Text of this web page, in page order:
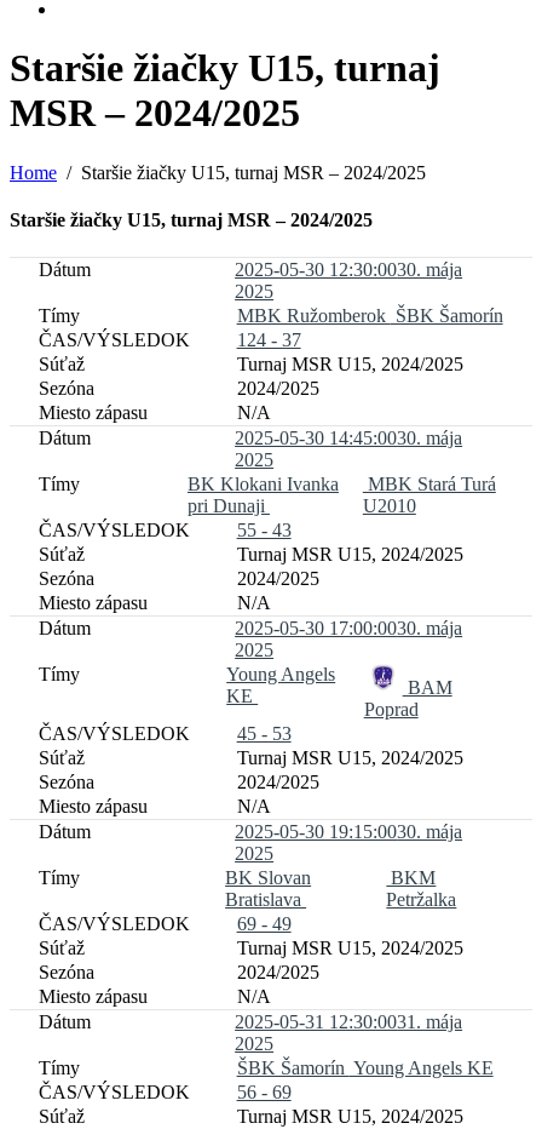
Staršie žiačky U15, turnaj
MSR – 2024/2025
Home Staršie žiačky U15, turnaj MSR – 2024/2025
Staršie žiačky U15, turnaj MSR – 2024/2025
2025-05-30 12:30:0030. mája
2025
MBK Ružomberok ŠBK Šamorín
124 - 37
Turnaj MSR U15, 2024/2025
2024/2025
N/A
2025-05-30 14:45:0030. mája
2025
BK Klokani Ivanka
pri Dunaji
MBK Stará Turá
U2010
55 - 43
Turnaj MSR U15, 2024/2025
2024/2025
N/A
2025-05-30 17:00:0030. mája
2025
Young Angels
KE
BAM
Poprad
45 - 53
Turnaj MSR U15, 2024/2025
2024/2025
N/A
2025-05-30 19:15:0030. mája
2025
BK Slovan
Bratislava
BKM
Petržalka
69 - 49
Turnaj MSR U15, 2024/2025
2024/2025
N/A
2025-05-31 12:30:0031. mája
2025
ŠBK Šamorín Young Angels KE
56 - 69
Turnaj MSR U15, 2024/2025